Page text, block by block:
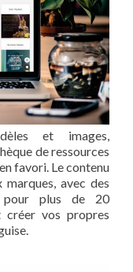
et images,
de ressources
favori. Le contenu
avec des
pour plus de 20
créer vos propres